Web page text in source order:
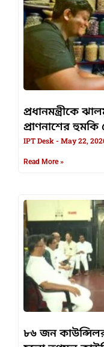
প্রধানমন্ত্রীকে
প্রাণনাশের
IPT Desk May 22,
Read More »
৮৬ জন